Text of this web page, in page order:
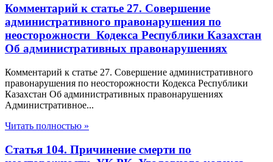
Комментарий к статье 27. Совершение
административного правонарушения по
неосторожности Кодекса Республики Казахстан
Об административных правонарушениях
Комментарий к статье 27. Совершение административного
правонарушения по неосторожности Кодекса Республики
Казахстан Об административных правонарушениях
Административное...
Читать полностью »
Статья 104. Причинение смерти по